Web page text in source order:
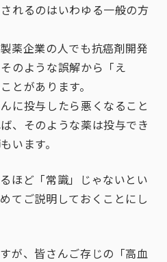
れるのはいわゆる一般の方
薬企業の人でも抗癌剤開発
のような誤解から「え
とがあります。
に投与したら悪くなること
、そのような薬は投与でき
います。
ほど「常識」じゃないとい
てご説明しておくことにし
が、皆さんご存じの「高血